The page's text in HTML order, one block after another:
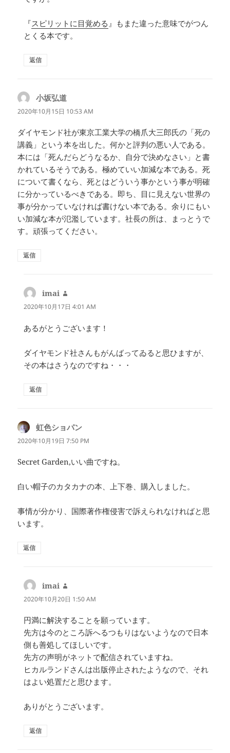
『スピリットに目覚める 』もまた違った意味でがつん
とくる本です。
返信
小坂弘道
り:
2020年10月15日 10:53 AM
ダイヤモンド社が東京工業大学の橋爪大三郎氏の「死の
講義」という本を出した。何かと評判の悪い人である。
本には「死んだらどうなるか、自分で決めなさい」と書
かれているそうである。極めていい加減な本である。死
について書くなら、死とはどういう事かという事が明確
に分かっているべきである。即ち、目に見えない世界の
事が分かっていなければ書けない本である。余りにもい
い加減な本が氾濫しています。社長の所は、まっとうで
す。頑張ってください。
返信
imai
り:
2020年10月17日 4:01 AM
あるがとうございます！
ダイヤモンド社さんもがんばってゐると思ひますが、
その本はさうなのですね・・・
返信
虹色ショパン
り:
2020年10月19日 7:50 PM
Secret Garden,いい曲ですね。
白い帽子のカタカナの本、上下巻、購入しました。
事情が分かり、国際著作権侵害で訴えられなければと思
います。
返信
imai
り:
2020年10月20日 1:50 AM
円満に解決することを願っています。
先方は今のところ訴へるつもりはないようなので日本
側も善処してほしいです。
先方の声明がネットで配信されていますね。
ヒカルランドさんは出版停止されたようなので、それ
はよい処置だと思ひます。
ありがとうございます。
返信